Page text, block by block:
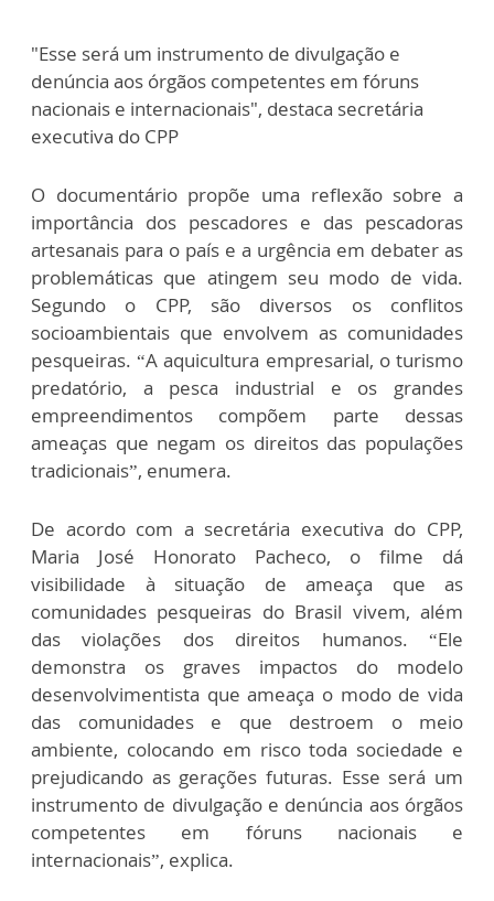
"Esse será um instrumento de divulgação e
denúncia aos órgãos competentes em fóruns
nacionais e internacionais", destaca secretária
executiva do CPP
O documentário propõe uma reflexão sobre a
importância dos pescadores e das pescadoras
artesanais para o país e a urgência em debater as
problemáticas que atingem seu modo de vida.
Segundo o CPP, são diversos os conflitos
socioambientais que envolvem as comunidades
pesqueiras. “A aquicultura empresarial, o turismo
predatório, a pesca industrial e os grandes
empreendimentos compõem parte dessas
ameaças que negam os direitos das populações
tradicionais”, enumera.
De acordo com a secretária executiva do CPP,
Maria José Honorato Pacheco, o filme dá
visibilidade à situação de ameaça que as
comunidades pesqueiras do Brasil vivem, além
das violações dos direitos humanos. “Ele
demonstra os graves impactos do modelo
desenvolvimentista que ameaça o modo de vida
das comunidades e que destroem o meio
ambiente, colocando em risco toda sociedade e
prejudicando as gerações futuras. Esse será um
instrumento de divulgação e denúncia aos órgãos
competentes em fóruns nacionais e
internacionais”, explica.